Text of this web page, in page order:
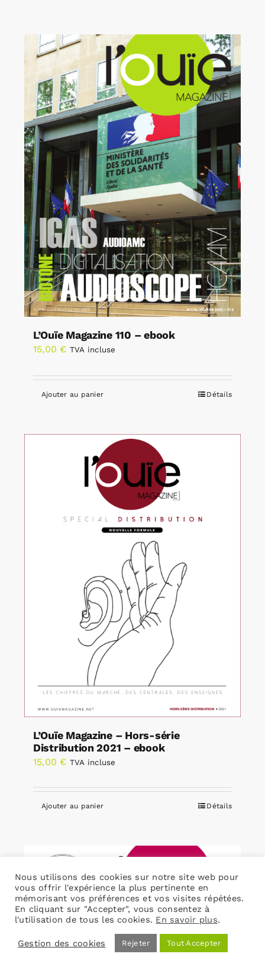
L’Ouïe Magazine 110 – ebook
15,00 € TVA incluse
Ajouter au panier Détails
L’Ouïe Magazine – Hors-série
Distribution 2021 – ebook
15,00 € TVA incluse
Ajouter au panier Détails
Nous utilisons des cookies sur notre site web pour
vous offrir l'expérience la plus pertinente en
mémorisant vos préférences et vos visites répétées.
En cliquant sur "Accepter", vous consentez à
l'utilisation de tous les cookies. En savoir plus.
Gestion des cookies Rejeter Tout Accepter